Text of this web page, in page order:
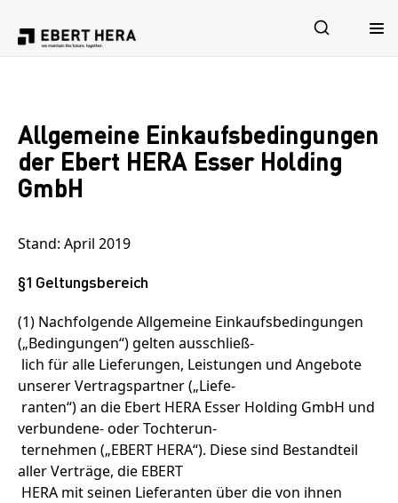
Sicherheit
Jetzt Kontakt aufnehmen
Allgemeine Einkaufsbedingungen
der Ebert HERA Esser Holding
GmbH
Stand: April 2019
§1 Geltungsbereich
(1) Nachfolgende Allgemeine Einkaufsbedingungen
(„Bedingungen“) gelten ausschließ-
lich für alle Lieferungen, Leistungen und Angebote
unserer Vertragspartner („Liefe-
ranten“) an die Ebert HERA Esser Holding GmbH und
verbundene- oder Tochterun-
ternehmen („EBERT HERA“). Diese sind Bestandteil
aller Verträge, die EBERT
HERA mit seinen Lieferanten über die von ihnen